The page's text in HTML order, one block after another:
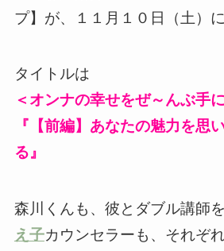
プ】が、１１月１０日（土）
タイトルは
＜オンナの幸せをぜ～んぶ手
『【前編】あなたの魅力を思
る』
森川くんも、彼とダブル講師
え子カウンセラーも、それぞ